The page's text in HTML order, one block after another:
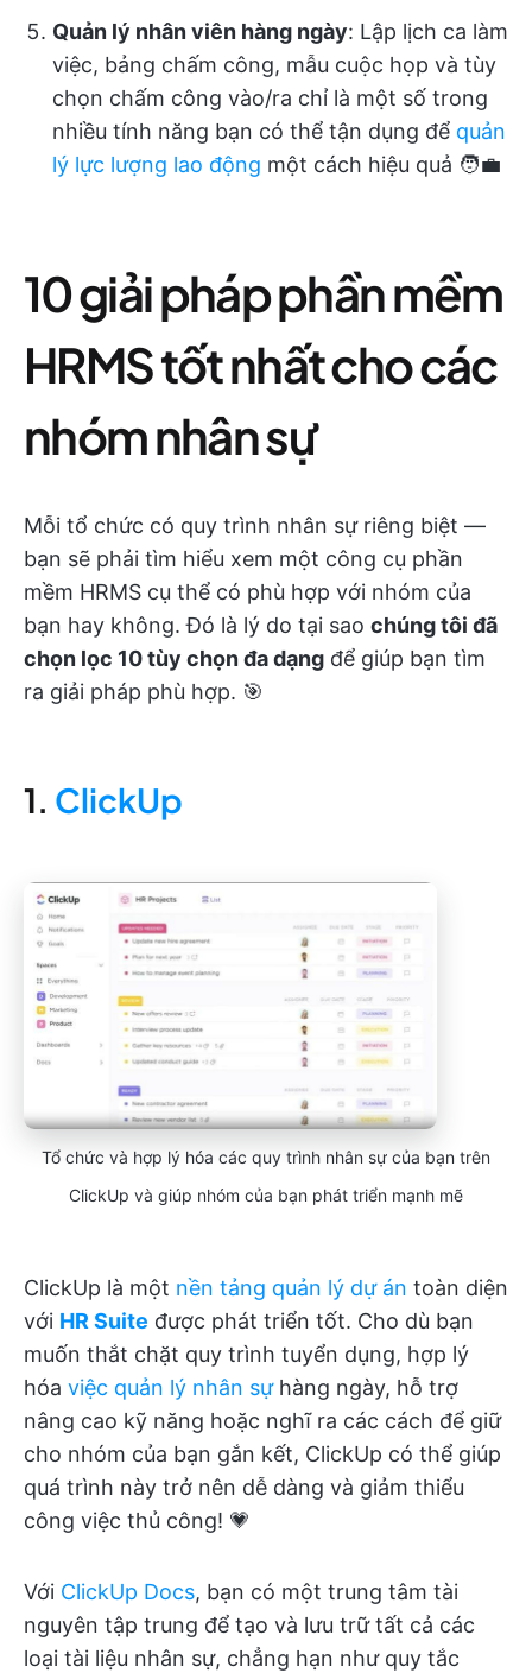
Quản lý nhân viên hàng ngày: Lập lịch ca làm
việc, bảng chấm công, mẫu cuộc họp và tùy
chọn chấm công vào/ra chỉ là một số trong
nhiều tính năng bạn có thể tận dụng để quản
lý lực lượng lao động một cách hiệu quả 🧑‍💼
10 giải pháp phần mềm
HRMS tốt nhất cho các
nhóm nhân sự
Mỗi tổ chức có quy trình nhân sự riêng biệt —
bạn sẽ phải tìm hiểu xem một công cụ phần
mềm HRMS cụ thể có phù hợp với nhóm của
bạn hay không. Đó là lý do tại sao chúng tôi đã
chọn lọc 10 tùy chọn đa dạng để giúp bạn tìm
ra giải pháp phù hợp. 🎯
1. ClickUp
Tổ chức và hợp lý hóa các quy trình nhân sự của bạn trên
ClickUp và giúp nhóm của bạn phát triển mạnh mẽ
ClickUp là một nền tảng quản lý dự án toàn diện
với HR Suite được phát triển tốt. Cho dù bạn
muốn thắt chặt quy trình tuyển dụng, hợp lý
hóa việc quản lý nhân sựhàng ngày, hỗ trợ
nâng cao kỹ năng hoặc nghĩ ra các cách để giữ
cho nhóm của bạn gắn kết, ClickUp có thể giúp
quá trình này trở nên dễ dàng và giảm thiểu
công việc thủ công! 💗
Với ClickUp Docs, bạn có một trung tâm tài
nguyên tập trung để tạo và lưu trữ tất cả các
loại tài liệu nhân sự, chẳng hạn như quy tắc